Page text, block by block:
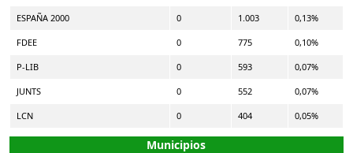
ESPAÑA 2000 0 1.003 0,13%
FDEE 0 775 0,10%
P-LIB 0 593 0,07%
JUNTS 0 552 0,07%
LCN 0 404 0,05%
Municipios